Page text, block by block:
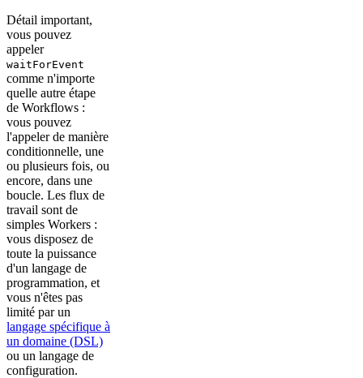
Détail important,
vous pouvez
appeler
waitForEvent
comme n'importe
quelle autre étape
de Workflows :
vous pouvez
l'appeler de manière
conditionnelle, une
ou plusieurs fois, ou
encore, dans une
boucle. Les flux de
travail sont de
simples Workers :
vous disposez de
toute la puissance
d'un langage de
programmation, et
vous n'êtes pas
limité par un
langage spécifique à
un domaine (DSL)
ou un langage de
configuration.